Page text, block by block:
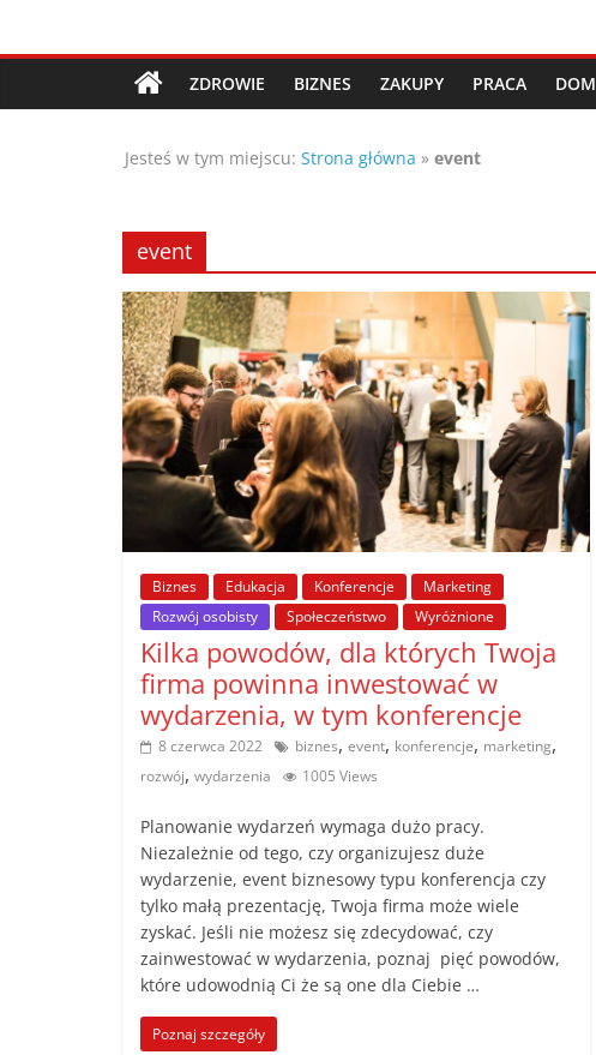
Porady,
wskazówki
oraz
ciekawe
rady
–
poznaj
te
poradniki.
Porady
praktyczne
porady
wskazówki
poradniki
na
każdy
temat
ZDROWIE BIZNES ZAKUPY PRACA DOM
Jesteś w tym miejscu: Strona główna » event
event
Biznes Edukacja Konferencje
Marketing
Rozwój osobisty
Społeczeństwo Wyróżnione
Kilka powodów, dla których Twoja
firma powinna inwestować w
wydarzenia, w tym konferencje
8 czerwca 2022 biznes, event, konferencje, marketing,
rozwój, wydarzenia 1005 Views
Planowanie wydarzeń wymaga dużo pracy.
Niezależnie od tego, czy organizujesz duże
wydarzenie, event biznesowy typu konferencja czy
tylko małą prezentację, Twoja firma może wiele
zyskać. Jeśli nie możesz się zdecydować, czy
zainwestować w wydarzenia, poznaj pięć powodów,
które udowodnią Ci że są one dla Ciebie …
Poznaj szczegóły